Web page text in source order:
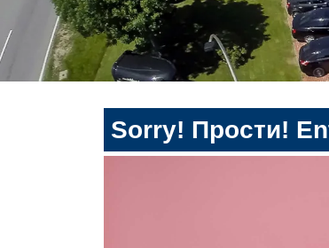
Sorry! Прости!